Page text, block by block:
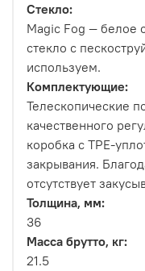
Стекло:
Magic Fog — белое
стекло с
используем.
Комплектующие:
Телескопические
качественного
коробка с TPE-
закрывания.
отсутствует
Толщина, мм:
36
Масса брутто, кг:
21.5